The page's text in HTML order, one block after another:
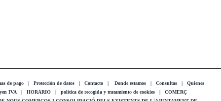
de pago | Protección de datos | Contacto | Donde estamos | Consultas | Quienes
IVA | HORARIO | política de recogida y tratamiento de cookies | COMERÇ